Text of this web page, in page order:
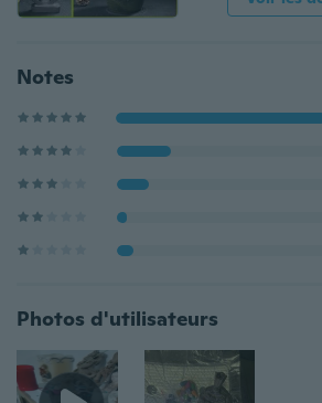
Notes
Photos d'utilisateurs